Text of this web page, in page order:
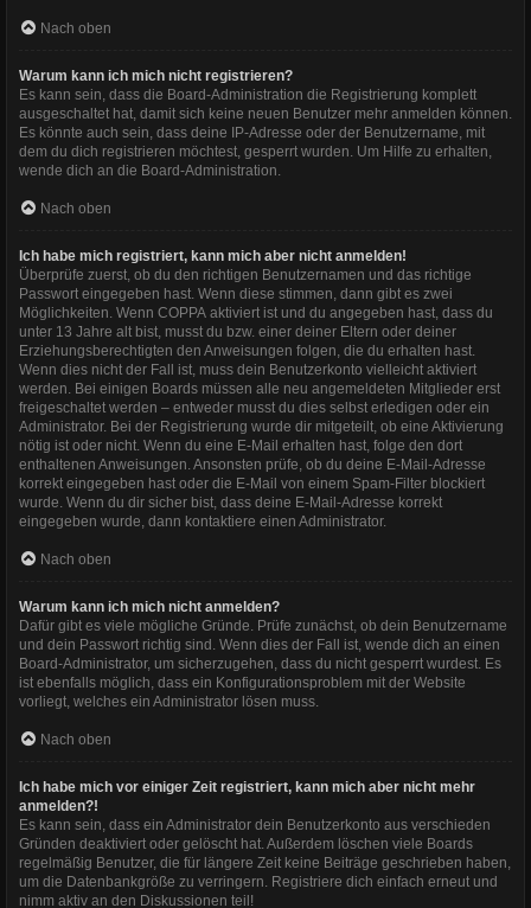
Nach oben
Warum kann ich mich nicht registrieren?
Es kann sein, dass die Board-Administration die Registrierung komplett
ausgeschaltet hat, damit sich keine neuen Benutzer mehr anmelden können.
Es könnte auch sein, dass deine IP-Adresse oder der Benutzername, mit
dem du dich registrieren möchtest, gesperrt wurden. Um Hilfe zu erhalten,
wende dich an die Board-Administration.
Nach oben
Ich habe mich registriert, kann mich aber nicht anmelden!
Überprüfe zuerst, ob du den richtigen Benutzernamen und das richtige
Passwort eingegeben hast. Wenn diese stimmen, dann gibt es zwei
Möglichkeiten. Wenn COPPA aktiviert ist und du angegeben hast, dass du
unter 13 Jahre alt bist, musst du bzw. einer deiner Eltern oder deiner
Erziehungsberechtigten den Anweisungen folgen, die du erhalten hast.
Wenn dies nicht der Fall ist, muss dein Benutzerkonto vielleicht aktiviert
werden. Bei einigen Boards müssen alle neu angemeldeten Mitglieder erst
freigeschaltet werden – entweder musst du dies selbst erledigen oder ein
Administrator. Bei der Registrierung wurde dir mitgeteilt, ob eine Aktivierung
nötig ist oder nicht. Wenn du eine E-Mail erhalten hast, folge den dort
enthaltenen Anweisungen. Ansonsten prüfe, ob du deine E-Mail-Adresse
korrekt eingegeben hast oder die E-Mail von einem Spam-Filter blockiert
wurde. Wenn du dir sicher bist, dass deine E-Mail-Adresse korrekt
eingegeben wurde, dann kontaktiere einen Administrator.
Nach oben
Warum kann ich mich nicht anmelden?
Dafür gibt es viele mögliche Gründe. Prüfe zunächst, ob dein Benutzername
und dein Passwort richtig sind. Wenn dies der Fall ist, wende dich an einen
Board-Administrator, um sicherzugehen, dass du nicht gesperrt wurdest. Es
ist ebenfalls möglich, dass ein Konfigurationsproblem mit der Website
vorliegt, welches ein Administrator lösen muss.
Nach oben
Ich habe mich vor einiger Zeit registriert, kann mich aber nicht mehr
anmelden?!
Es kann sein, dass ein Administrator dein Benutzerkonto aus verschieden
Gründen deaktiviert oder gelöscht hat. Außerdem löschen viele Boards
regelmäßig Benutzer, die für längere Zeit keine Beiträge geschrieben haben,
um die Datenbankgröße zu verringern. Registriere dich einfach erneut und
nimm aktiv an den Diskussionen teil!